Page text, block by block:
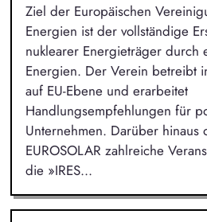
Ziel der Europäischen
Energien ist der vollständige
nuklearer Energieträger durch
Energien. Der Verein betreibt
auf EU-Ebene und erarbeitet
Handlungsempfehlungen für
Unternehmen. Darüber hinaus
EUROSOLAR zahlreiche
die »IRES...